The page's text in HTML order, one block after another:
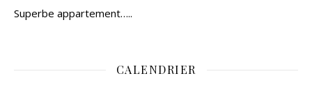
Superbe appartement…..
CALENDRIER